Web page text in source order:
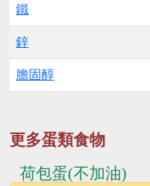
鐵
鋅
膽固醇
更多蛋類食物
荷包蛋(不加油)